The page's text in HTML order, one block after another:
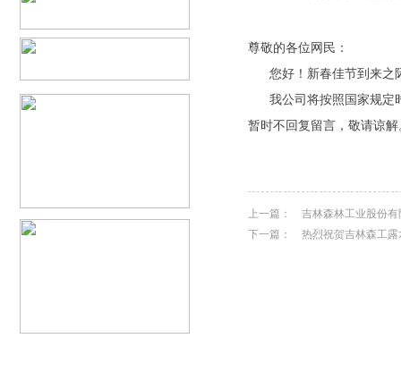
尊敬的各位网民：
您好！新春佳节到来之
我公司将按照国家规定
暂时不回复留言，敬请谅解
上一篇：
吉林森林工业股份
下一篇：
热烈祝贺吉林森工